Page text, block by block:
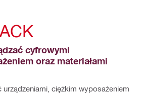
cyfrowymi
oraz materiałami
ciężkim wyposażeniem